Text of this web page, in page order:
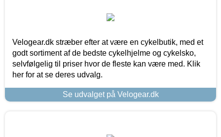
Velogear.dk stræber efter at være en cykelbutik, med et
godt sortiment af de bedste cykelhjelme og cykelsko,
selvfølgelig til priser hvor de fleste kan være med. Klik
her for at se deres udvalg.
Se udvalget på Velogear.dk